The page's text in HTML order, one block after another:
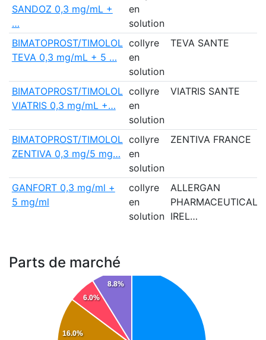
SANDOZ 0,3 mg/mL +
…
en
solution
BIMATOPROST/TIMOLOL
TEVA 0,3 mg/mL + 5 …
collyre
en
solution
TEVA SANTE
BIMATOPROST/TIMOLOL
VIATRIS 0,3 mg/mL +…
collyre
en
solution
VIATRIS SANTE
BIMATOPROST/TIMOLOL
ZENTIVA 0,3 mg/5 mg…
collyre
en
solution
ZENTIVA FRANCE
GANFORT 0,3 mg/ml +
5 mg/ml
collyre
en
solution
ALLERGAN
PHARMACEUTICALS
IREL…
Parts de marché
16.0%
6.0%
8.8%